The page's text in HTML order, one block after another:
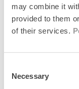
may combine it
provided to them
of their services.
Selection
Necessary
c
Levering
Returnering